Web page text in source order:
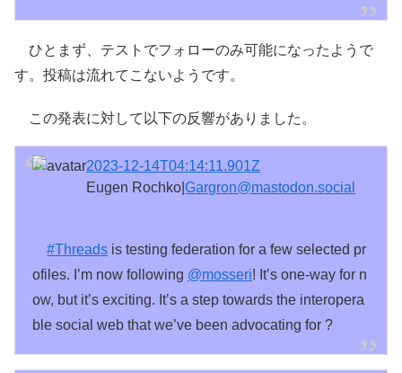
ひとまず、テストでフォローのみ可能になったようで
す。投稿は流れてこないようです。
この発表に対して以下の反響がありました。
2023-12-14T04:14:11.901Z
Eugen Rochko|Gargron@mastodon.social
#Threads is testing federation for a few selected pr
ofiles. I’m now following @mosseri! It’s one-way for n
ow, but it’s exciting. It’s a step towards the interopera
ble social web that we’ve been advocating for ?